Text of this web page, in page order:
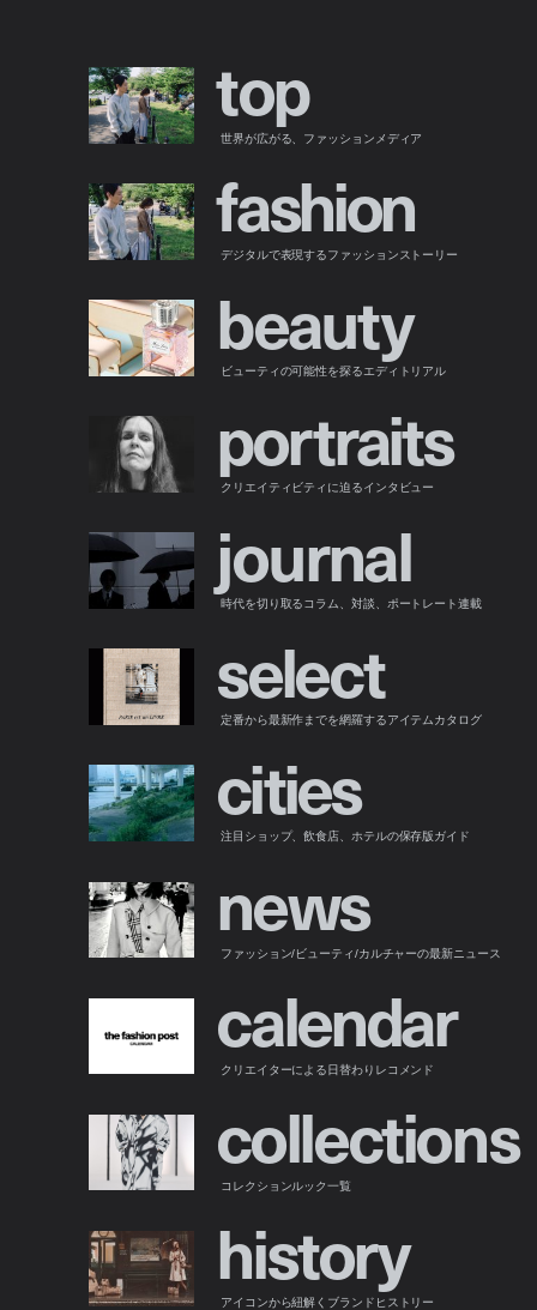
top
世界が広がる、ファッションメディア
fashion
デジタルで表現するファッションストーリー
beauty
ビューティの可能性を探るエディトリアル
portraits
クリエイティビティに迫るインタビュー
journal
時代を切り取るコラム、対談、ポートレート連載
select
定番から最新作までを網羅するアイテムカタログ
cities
注目ショップ、飲食店、ホテルの保存版ガイド
news
ファッション/ビューティ/カルチャーの最新ニュース
calendar
クリエイターによる日替わりレコメンド
collections
コレクションルック一覧
history
アイコンから紐解くブランドヒストリー